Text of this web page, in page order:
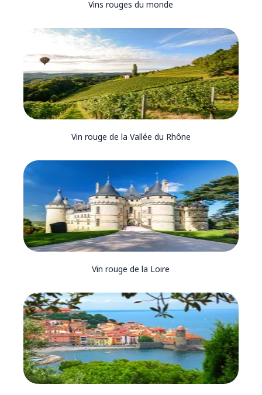
Vins rouges du monde
Vin rouge de la Vallée du Rhône
Vin rouge de la Loire